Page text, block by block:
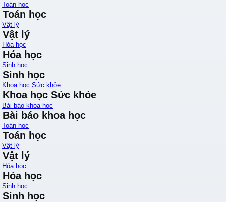
Toán học
Toán học
Vật lý
Vật lý
Hóa học
Hóa học
Sinh học
Sinh học
Khoa học Sức khỏe
Khoa học Sức khỏe
Bài báo khoa học
Bài báo khoa học
Toán học
Toán học
Vật lý
Vật lý
Hóa học
Hóa học
Sinh học
Sinh học